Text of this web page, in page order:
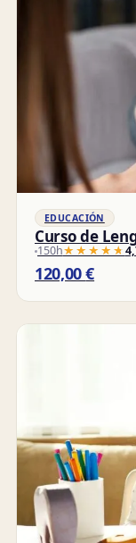
EDUCACIÓN
Curso de
150h★★★★★
★★★★★
120,00€